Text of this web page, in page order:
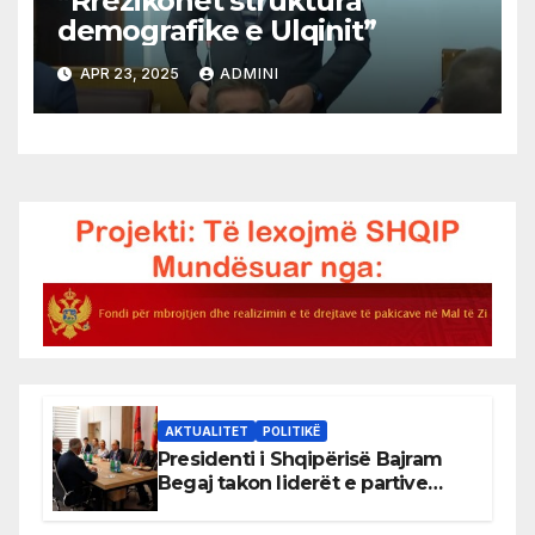
demografike e Ulqinit”
APR 23, 2025 ADMINI
AKTUALITET POLITIKË
Presidenti i Shqipërisë Bajram
Begaj takon liderët e partive